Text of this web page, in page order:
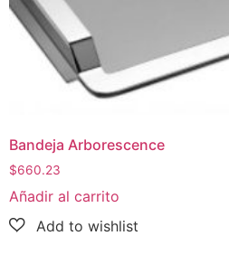
Bandeja Arborescence
$660.23
Añadir al carrito